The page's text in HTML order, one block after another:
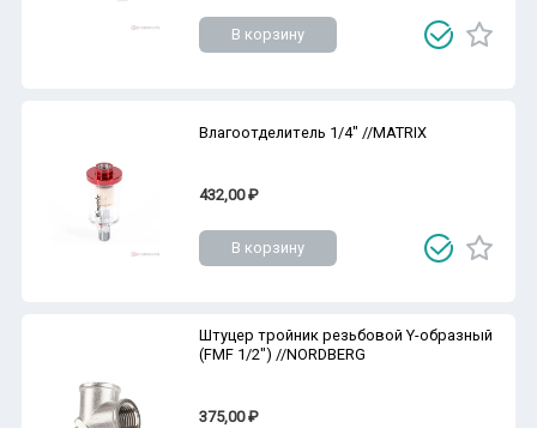
В корзину
Влагоотделитель 1/4" //MATRIX
432,00 ₽
В корзину
Штуцер тройник резьбовой Y-образный
(FMF 1/2") //NORDBERG
375,00 ₽